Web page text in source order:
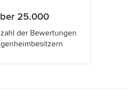
25.000
der Bewertungen